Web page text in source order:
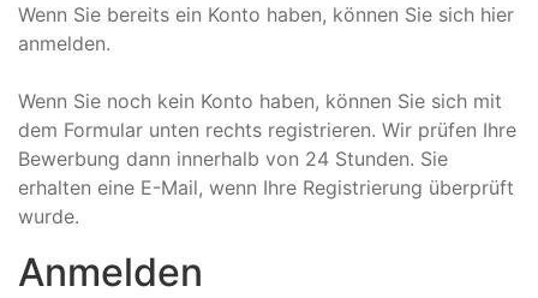
Wenn Sie bereits ein Konto haben, können Sie sich hier
anmelden.
Wenn Sie noch kein Konto haben, können Sie sich mit
dem Formular unten rechts registrieren. Wir prüfen Ihre
Bewerbung dann innerhalb von 24 Stunden. Sie
erhalten eine E-Mail, wenn Ihre Registrierung überprüft
wurde.
Anmelden